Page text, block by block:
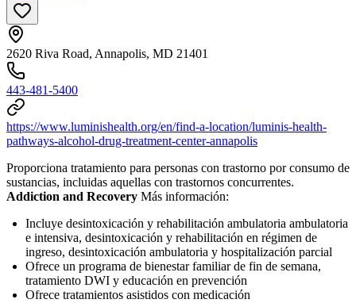
2620 Riva Road, Annapolis, MD 21401
443-481-5400
https://www.luminishealth.org/en/find-a-location/luminis-health-
pathways-alcohol-drug-treatment-center-annapolis
Proporciona tratamiento para personas con trastorno por consumo de
sustancias, incluidas aquellas con trastornos concurrentes.
Addiction and Recovery Más información:
Incluye desintoxicación y rehabilitación ambulatoria ambulatoria
e intensiva, desintoxicación y rehabilitación en régimen de
ingreso, desintoxicación ambulatoria y hospitalización parcial
Ofrece un programa de bienestar familiar de fin de semana,
tratamiento DWI y educación en prevención
Ofrece tratamientos asistidos con medicación